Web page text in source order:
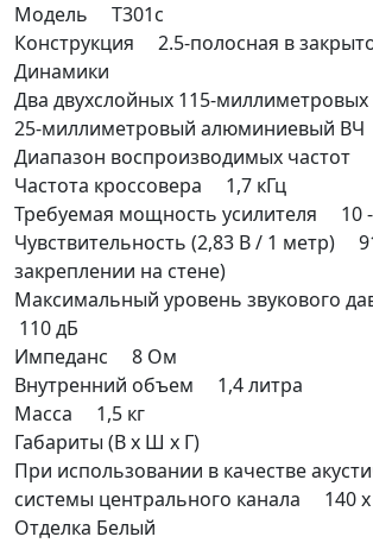
Модель T301c
Конструкция 2.5-полосная в
Динамики
Два двухслойных 115-
25-миллиметровый алюминиевый ВЧ
Диапазон воспроизводимых частот
Частота кроссовера 1,7 кГц
Требуемая мощность усилителя 10 -
Чувствительность (2,83 В / 1 метр)
закреплении на стене)
Максимальный уровень звукового
110 дБ
Импеданс 8 Ом
Внутренний объем 1,4 литра
Масса 1,5 кг
Габариты (В х Ш х Г)
При использовании в качестве
системы центрального канала 140
Отделка Белый